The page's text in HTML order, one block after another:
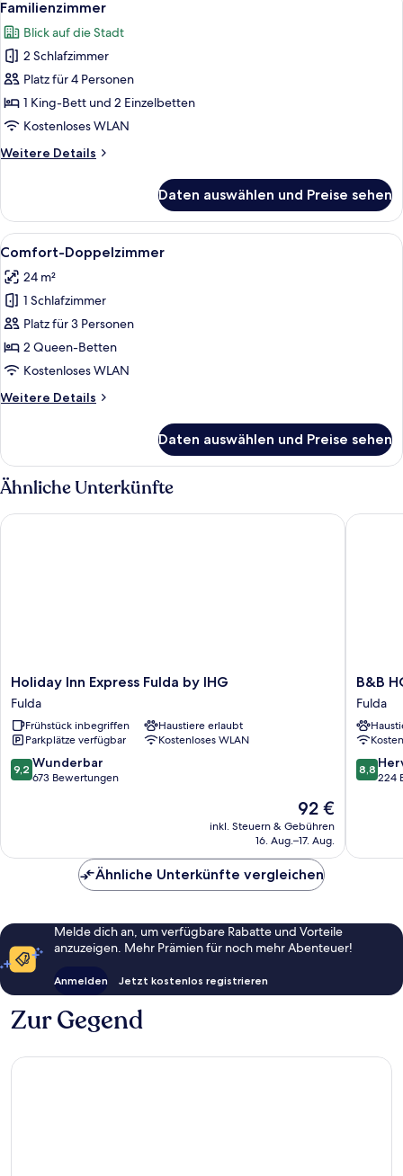
Fotos
für
Familienzimmer
anzeigen
5
Familienzimmer
Blick auf die Stadt
2 Schlafzimmer
Platz für 4 Personen
1 King-Bett und 2 Einzelbetten
Kostenloses WLAN
Weitere Details
Weitere
Daten auswählen und Preise sehen
Alle
Fotos
für
Comfort-
Doppelzimmer
anzeigen
Ein Schlafzimmer mit einem
4
Comfort-Doppelzimmer
24 m²
1 Schlafzimmer
Platz für 3 Personen
2 Queen-Betten
Kostenloses WLAN
Weitere Details
Weitere
Doppelzimmer
Daten auswählen und Preise sehen
Ähnliche Unterkünfte
Holiday
Inn
Express
Fulda
by
IHG
Fulda
Holiday Inn Express Fulda by IHG
Fulda
Frühstück inbegriffen
Haustiere erlaubt
Parkplätze verfügbar
Kostenloses WLAN
9.2
von
9,2 Wunderbar
673 Bewertungen
Der
Preis
beträgt
92 €
inkl. Steuern & Gebühren
16. Aug.–17. Aug.
Holiday Inn Express Fulda by IHG
B&B
HOTEL
Fulda-
City
Fulda
B&B
Fulda
8.8
von
8,8
224
B&B
Ähnliche Unterkünfte vergleichen
Melde dich an, um verfügbare Rabatte und Vorteile
anzuzeigen. Mehr Prämien für noch mehr Abenteuer!
Anmelden Jetzt kostenlos registrieren
Zur Gegend